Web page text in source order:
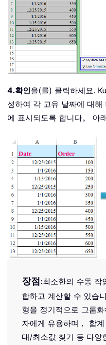
4.확인을(를) 클릭하세요.
성하여 각 고유 날짜에 대
에 표시되도록 합니다。 아
장점 :최소한의 수동 작
합하고 계산할 수 있습
형을 정기적으로 그룹
자에게 유용하며， 합
대/최소값 찾기 등 다양